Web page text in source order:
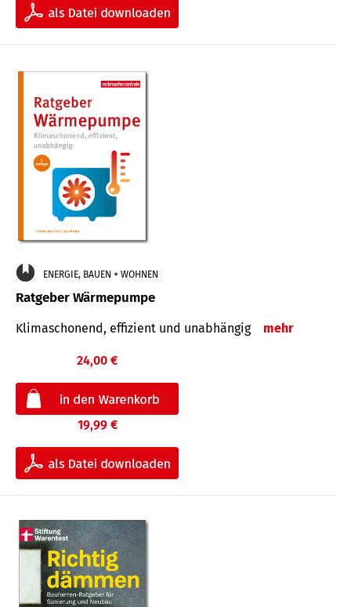
ENERGIE, BAUEN + WOHNEN
Ratgeber Wärmepumpe
Klimaschonend, effizient und unabhängig mehr
24,00 €
19,99 €